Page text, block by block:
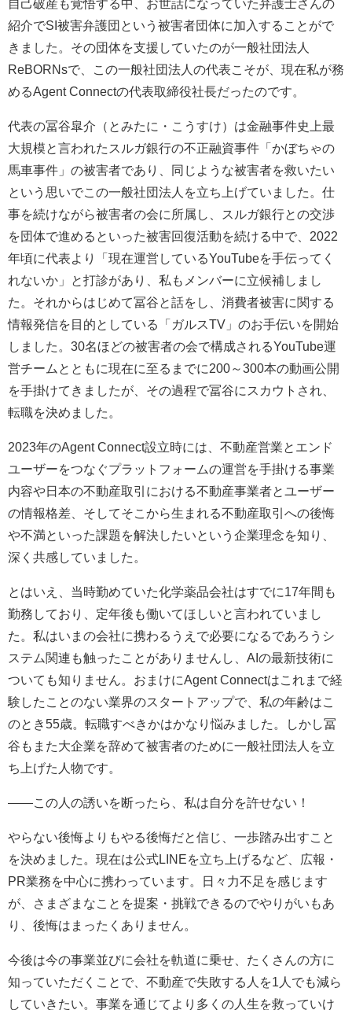
自己破産も覚悟する中、お世話になっていた弁護士さんの
紹介でSI被害弁護団という被害者団体に加入することがで
きました。その団体を支援していたのが一般社団法人
ReBORNsで、この一般社団法人の代表こそが、現在私が務
めるAgent Connectの代表取締役社長だったのです。
代表の冨谷皐介（とみたに・こうすけ）は金融事件史上最
大規模と言われたスルガ銀行の不正融資事件「かぼちゃの
馬車事件」の被害者であり、同じような被害者を救いたい
という思いでこの一般社団法人を立ち上げていました。仕
事を続けながら被害者の会に所属し、スルガ銀行との交渉
を団体で進めるといった被害回復活動を続ける中で、2022
年頃に代表より「現在運営しているYouTubeを手伝ってく
れないか」と打診があり、私もメンバーに立候補しまし
た。それからはじめて冨谷と話をし、消費者被害に関する
情報発信を目的としている「ガルスTV」のお手伝いを開始
しました。30名ほどの被害者の会で構成されるYouTube運
営チームとともに現在に至るまでに200～300本の動画公開
を手掛けてきましたが、その過程で冨谷にスカウトされ、
転職を決めました。
2023年のAgent Connect設立時には、不動産営業とエンド
ユーザーをつなぐプラットフォームの運営を手掛ける事業
内容や日本の不動産取引における不動産事業者とユーザー
の情報格差、そしてそこから生まれる不動産取引への後悔
や不満といった課題を解決したいという企業理念を知り、
深く共感していました。
とはいえ、当時勤めていた化学薬品会社はすでに17年間も
勤務しており、定年後も働いてほしいと言われていまし
た。私はいまの会社に携わるうえで必要になるであろうシ
ステム関連も触ったことがありませんし、AIの最新技術に
ついても知りません。おまけにAgent Connectはこれまで経
験したことのない業界のスタートアップで、私の年齢はこ
のとき55歳。転職すべきかはかなり悩みました。しかし冨
谷もまた大企業を辞めて被害者のために一般社団法人を立
ち上げた人物です。
――この人の誘いを断ったら、私は自分を許せない！
やらない後悔よりもやる後悔だと信じ、一歩踏み出すこと
を決めました。現在は公式LINEを立ち上げるなど、広報・
PR業務を中心に携わっています。日々力不足を感じます
が、さまざまなことを提案・挑戦できるのでやりがいもあ
り、後悔はまったくありません。
今後は今の事業並びに会社を軌道に乗せ、たくさんの方に
知っていただくことで、不動産で失敗する人を1人でも減ら
していきたい。事業を通じてより多くの人生を救っていけ